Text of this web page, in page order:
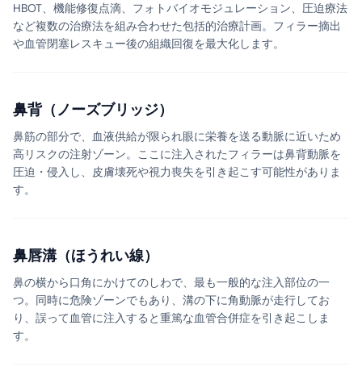
HBOT、機能修復点滴、フォトバイオモジュレーション、圧迫療法
など複数の治療法を組み合わせた包括的治療計画。フィラー摘出
や血管閉塞レスキュー後の組織回復を最大化します。
鼻背（ノーズブリッジ）
鼻筋の部分で、血液供給が限られ眼に栄養を送る動脈に近いため
高リスクの注射ゾーン。ここに注入されたフィラーは鼻背動脈を
圧迫・侵入し、皮膚壊死や視力喪失を引き起こす可能性がありま
す。
鼻唇溝（ほうれい線）
鼻の横から口角にかけてのしわで、最も一般的な注入部位の一
つ。同時に危険ゾーンでもあり、溝の下に角動脈が走行してお
り、誤って血管に注入すると重篤な血管合併症を引き起こしま
す。